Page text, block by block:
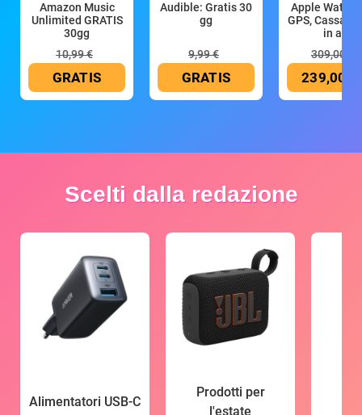
Amazon Music
Unlimited GRATIS
30gg
10,99 €
GRATIS
Audible: Gratis 30
gg
9,99 €
GRATIS
Apple Watch
GPS, Cassa
in all
309,00 €
239,00 €
Scelti dalla redazione
Alimentatori USB-C
Prodotti per
l'estate